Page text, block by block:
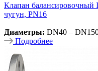
Клапан
чугун, PN16
Диаметры: DN40 –
Подробнее